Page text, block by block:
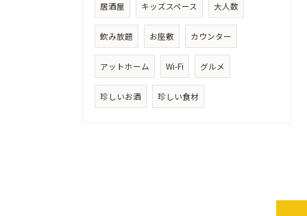
居酒屋 キッズスペース 大人数
飲み放題 お座敷 カウンター
アットホーム Wi-Fi グルメ
珍しいお酒 珍しい食材